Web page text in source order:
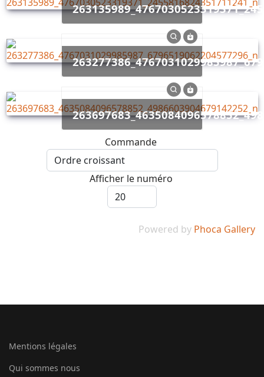
Commande
Afficher le numéro
Powered by Phoca Gallery
Mentions légales
Qui sommes nous